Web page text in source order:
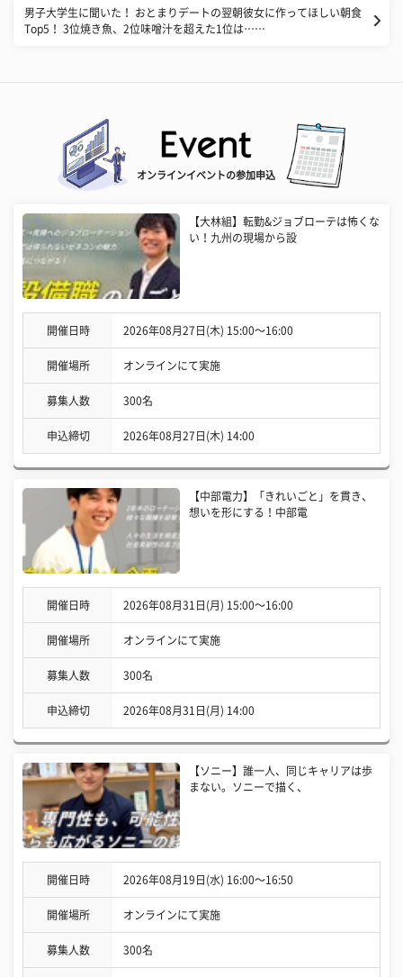
男子大学生に聞いた！ おとまりデートの翌朝彼女に作ってほしい朝食
Top5！ 3位焼き魚、2位味噌汁を超えた1位は……
オンラインイベントの参加申込
【大林組】転勤&ジョブローテは怖くな
い！九州の現場から設
開催日時 2026年08月27日(木) 15:00〜16:00
開催場所 オンラインにて実施
募集人数 300名
申込締切 2026年08月27日(木) 14:00
【中部電力】「きれいごと」を貫き、
想いを形にする！中部電
開催日時 2026年08月31日(月) 15:00〜16:00
開催場所 オンラインにて実施
募集人数 300名
申込締切 2026年08月31日(月) 14:00
【ソニー】誰一人、同じキャリアは歩
まない。ソニーで描く、
開催日時 2026年08月19日(水) 16:00〜16:50
開催場所 オンラインにて実施
募集人数 300名